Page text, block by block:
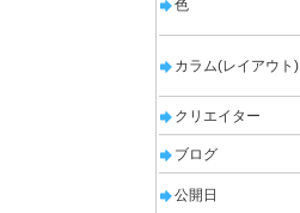
色
カラム(レイアウト)
クリエイター
ブログ
公開日